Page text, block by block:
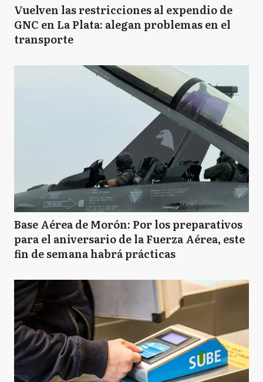
Vuelven las restricciones al expendio de
GNC en La Plata: alegan problemas en el
transporte
Base Aérea de Morón: Por los preparativos
para el aniversario de la Fuerza Aérea, este
fin de semana habrá prácticas